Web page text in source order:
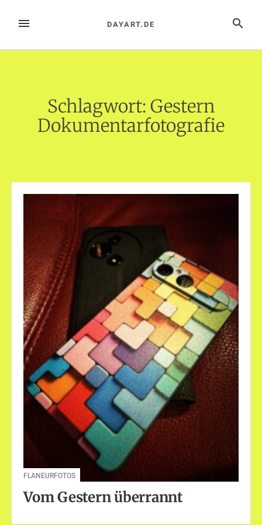
InhaltMENÜ SUCHE
DAYART.DE
Schlagwort: Gestern
Dokumentarfotografie
FLANEURFOTOS
Vom Gestern überrannt